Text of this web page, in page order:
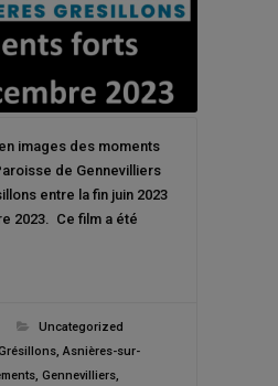
images des moments
de Gennevilliers
entre la fin juin 2023
2023. Ce film a été
Uncategorized
, Asnières-sur-
, Gennevilliers,